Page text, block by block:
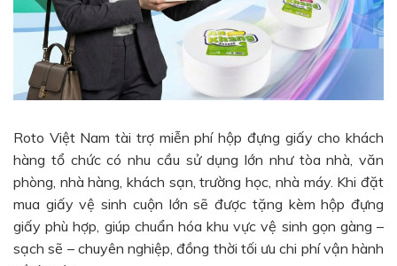
Roto Việt Nam tài trợ miễn phí hộp đựng giấy cho khách
hàng tổ chức có nhu cầu sử dụng lớn như tòa nhà, văn
phòng, nhà hàng, khách sạn, trường học, nhà máy. Khi đặt
mua giấy vệ sinh cuộn lớn sẽ được tặng kèm hộp đựng
giấy phù hợp, giúp chuẩn hóa khu vực vệ sinh gọn gàng –
sạch sẽ – chuyên nghiệp, đồng thời tối ưu chi phí vận hành